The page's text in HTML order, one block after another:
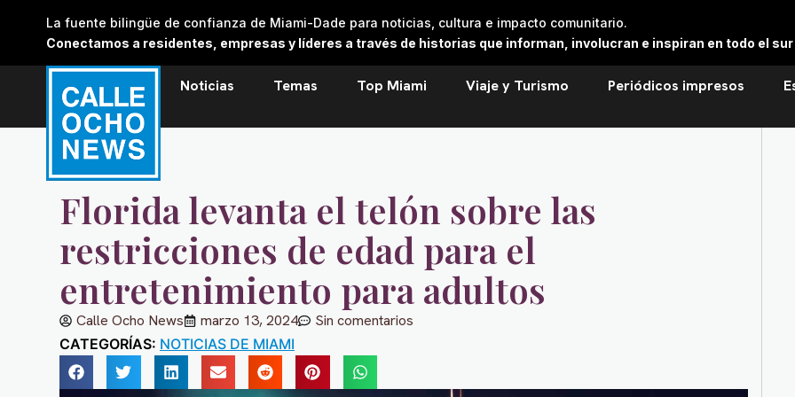
La fuente bilingüe de confianza de Miami-Dade para noticias, cultura e impacto comunitario.
Conectamos a residentes, empresas y líderes a través de historias que informan, involucran e inspiran en todo el sur
Noticias Temas Top Miami Viaje y Turismo Periódicos impresos
Florida levanta el telón sobre las
restricciones de edad para el
entretenimiento para adultos
Calle Ocho News marzo 13, 2024 Sin comentarios
CATEGORÍAS: NOTICIAS DE MIAMI